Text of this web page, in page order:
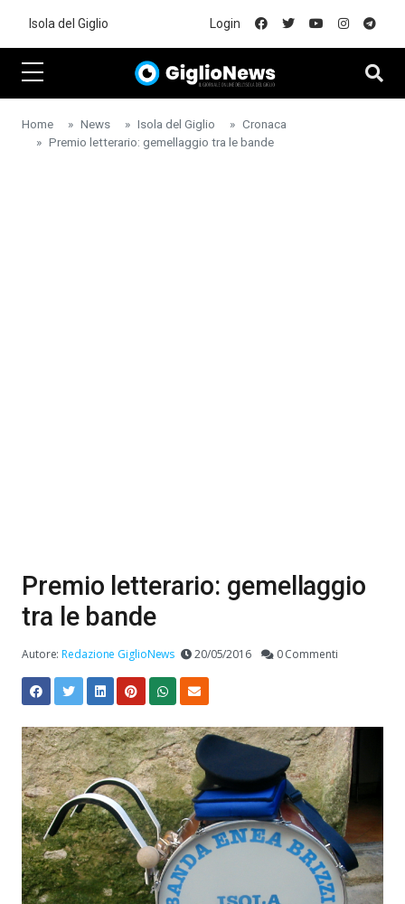
Isola del Giglio Login
Home News Isola del Giglio
Cronaca
Premio letterario: gemellaggio tra le bande
Premio letterario: gemellaggio
tra le bande
Autore:Redazione GiglioNews 20/05/2016 0 Commenti